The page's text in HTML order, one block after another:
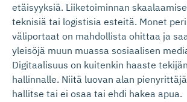
etäisyyksiä. Liiketoiminnan
teknisiä tai logistisia esteitä. Monet
väliportaat on mahdollista ohittaa ja
yleisöjä muun muassa sosiaalisen
Digitaalisuus on kuitenkin haaste
hallinnalle. Niitä luovan alan
hallitse tai ei osaa tai ehdi hakea apua.